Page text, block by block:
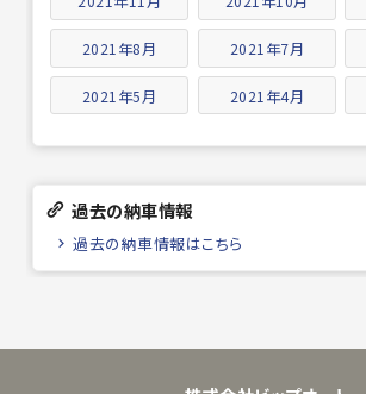
2021年8月 2021年7月
2021年5月 2021年4月
過去の納車情報
過去の納車情報はこちら